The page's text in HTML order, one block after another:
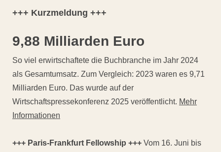
+++ Kurzmeldung +++
9,88 Milliarden Euro
So viel erwirtschaftete die Buchbranche im Jahr 2024
als Gesamtumsatz. Zum Vergleich: 2023 waren es 9,71
Milliarden Euro. Das wurde auf der
Wirtschaftspressekonferenz 2025 veröffentlicht. Mehr
Informationen
+++ Paris-Frankfurt Fellowship +++ Vom 16. Juni bis